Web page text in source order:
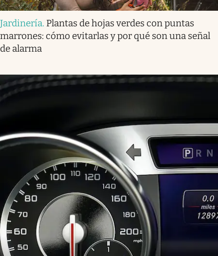
Jardinería. Plantas de hojas verdes con puntas
marrones: cómo evitarlas y por qué son una señal
de alarma